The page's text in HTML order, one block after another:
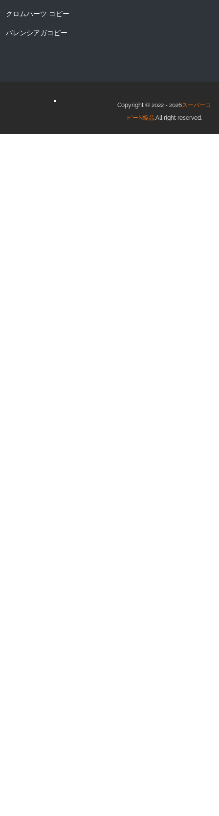
クロムハーツ コピー
バレンシアガコピー
Copyright © 2022 - 2026スーパーコ
ピーN級品 .All right reserved.